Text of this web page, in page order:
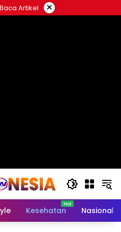
Artikel ×
Kesehatan Nasional